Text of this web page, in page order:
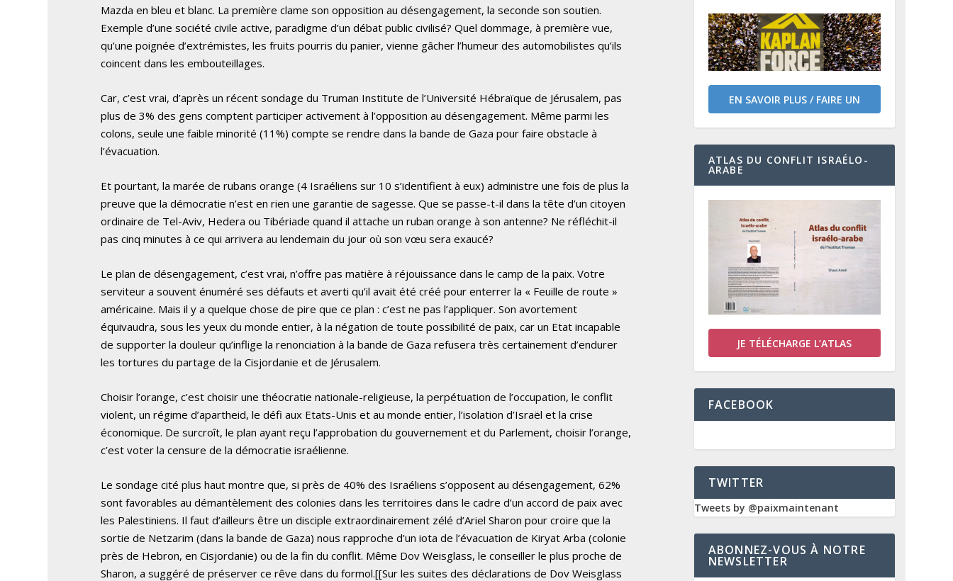
Mazda en bleu et blanc. La première clame son opposition au désengagement, la seconde son soutien.
Exemple d’une société civile active, paradigme d’un débat public civilisé? Quel dommage, à première vue,
qu’une poignée d’extrémistes, les fruits pourris du panier, vienne gâcher l’humeur des automobilistes qu’ils
coincent dans les embouteillages.
Car, c’est vrai, d’après un récent sondage du Truman Institute de l’Université Hébraïque de Jérusalem, pas
plus de 3% des gens comptent participer activement à l’opposition au désengagement. Même parmi les
colons, seule une faible minorité (11%) compte se rendre dans la bande de Gaza pour faire obstacle à
l’évacuation.
Et pourtant, la marée de rubans orange (4 Israéliens sur 10 s’identifient à eux) administre une fois de plus la
preuve que la démocratie n’est en rien une garantie de sagesse. Que se passe-t-il dans la tête d’un citoyen
ordinaire de Tel-Aviv, Hedera ou Tibériade quand il attache un ruban orange à son antenne? Ne réfléchit-il
pas cinq minutes à ce qui arrivera au lendemain du jour où son vœu sera exaucé?
Le plan de désengagement, c’est vrai, n’offre pas matière à réjouissance dans le camp de la paix. Votre
serviteur a souvent énuméré ses défauts et averti qu’il avait été créé pour enterrer la « Feuille de route »
américaine. Mais il y a quelque chose de pire que ce plan : c’est ne pas l’appliquer. Son avortement
équivaudra, sous les yeux du monde entier, à la négation de toute possibilité de paix, car un Etat incapable
de supporter la douleur qu’inflige la renonciation à la bande de Gaza refusera très certainement d’endurer
les tortures du partage de la Cisjordanie et de Jérusalem.
Choisir l’orange, c’est choisir une théocratie nationale-religieuse, la perpétuation de l’occupation, le conflit
violent, un régime d’apartheid, le défi aux Etats-Unis et au monde entier, l’isolation d’Israël et la crise
économique. De surcroît, le plan ayant reçu l’approbation du gouvernement et du Parlement, choisir l’orange,
c’est voter la censure de la démocratie israélienne.
Le sondage cité plus haut montre que, si près de 40% des Israéliens s’opposent au désengagement, 62%
sont favorables au démantèlement des colonies dans les territoires dans le cadre d’un accord de paix avec
les Palestiniens. Il faut d’ailleurs être un disciple extraordinairement zélé d’Ariel Sharon pour croire que la
sortie de Netzarim (dans la bande de Gaza) nous rapproche d’un iota de l’évacuation de Kiryat Arba (colonie
près de Hebron, en Cisjordanie) ou de la fin du conflit. Même Dov Weisglass, le conseiller le plus proche de
Sharon, a suggéré de préserver ce rêve dans du formol.[[Sur les suites des déclarations de Dov Weisglass
EN SAVOIR PLUS / FAIRE UN
DON
ATLAS DU CONFLIT ISRAÉLO-
ARABE
JE TÉLÉCHARGE L’ATLAS
FACEBOOK
TWITTER
Tweets by @paixmaintenant
ABONNEZ-VOUS À NOTRE
NEWSLETTER